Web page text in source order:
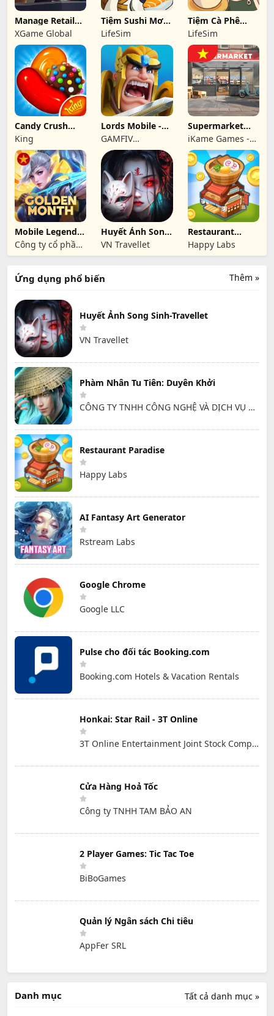
Manage Retail
Store
XGame Global
Tiệm Sushi Mơ
Ước
LifeSim
Tiệm Cà Phê
Hạnh Phúc
LifeSim
Candy Crush
Saga
King
Lords Mobile -
Gamota
GAMFIV
COMPANY
LIMITED
Supermarket
Simulator Store
iKame Games -
Zego Studio
Mobile Legends:
Bang Bang FT
Công ty cổ phần
phát triển công
Huyết Ảnh Song
Sinh-Travellet
VN Travellet
Restaurant
Paradise
Happy Labs
Thêm »
Ứng dụng phổ biến
Huyết Ảnh Song Sinh-Travellet
VN Travellet
Phàm Nhân Tu Tiên: Duyên Khởi
CÔNG TY TNHH CÔNG NGHỆ VÀ DỊCH VỤ HỒNG HÀ
Restaurant Paradise
Happy Labs
AI Fantasy Art Generator
Rstream Labs
Google Chrome
Google LLC
Pulse cho đối tác Booking.com
Booking.com Hotels & Vacation Rentals
Honkai: Star Rail - 3T Online
3T Online Entertainment Joint Stock Company
Cửa Hàng Hoả Tốc
Công ty TNHH TAM BẢO AN
2 Player Games: Tic Tac Toe
BiBoGames
Quản lý Ngân sách Chi tiêu
AppFer SRL
Tất cả danh mục »
Danh mục